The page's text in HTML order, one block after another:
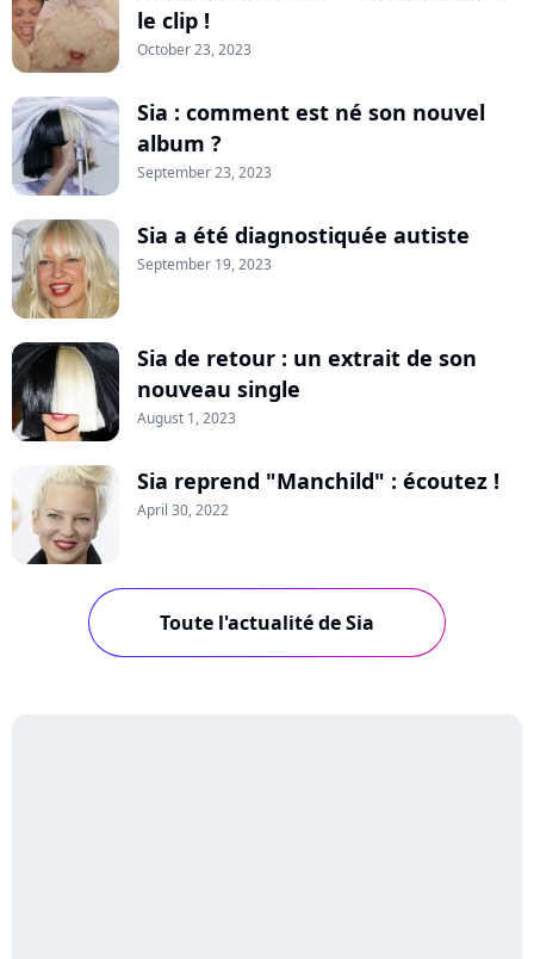
le clip !
October 23, 2023
Sia : comment est né son nouvel
album ?
September 23, 2023
Sia a été diagnostiquée autiste
September 19, 2023
Sia de retour : un extrait de son
nouveau single
August 1, 2023
Sia reprend "Manchild" : écoutez !
April 30, 2022
Toute l'actualité de Sia